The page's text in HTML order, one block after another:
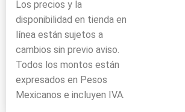
Los precios y la
disponibilidad en tienda en
línea están sujetos a
cambios sin previo aviso.
Todos los montos están
expresados en Pesos
Mexicanos e incluyen IVA.